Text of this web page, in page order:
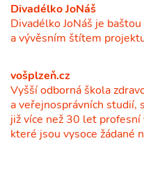
Divadélko JoNáš
Divadélko JoNáš je
a vývěsním štítem
vošplzeň.cz
Vyšší odborná škola
a veřejnosprávních studií,
již více než 30 let profesní
které jsou vysoce žádané